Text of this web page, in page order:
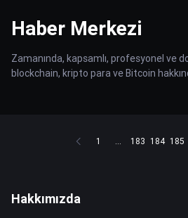
Haber Merkezi
Zamanında, kapsamlı, profesyonel ve
blockchain, kripto para ve Bitcoin
1 ... 183 184 185
Hakkımızda